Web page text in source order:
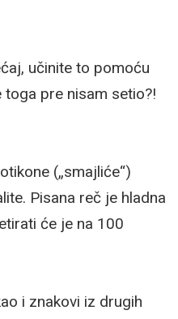
učinite to pomoću
toga pre nisam setio?!
(„smajliće“)
Pisana reč je hladna
će je na 100
i znakovi iz drugih